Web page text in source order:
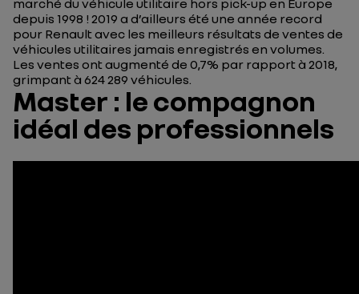
marché du véhicule utilitaire hors pick-up en Europe
depuis 1998 ! 2019 a d’ailleurs été une année record
pour Renault avec les meilleurs résultats de ventes de
véhicules utilitaires jamais enregistrés en volumes.
Les ventes ont augmenté de 0,7% par rapport à 2018,
grimpant à 624 289 véhicules.
Master : le compagnon
idéal des professionnels